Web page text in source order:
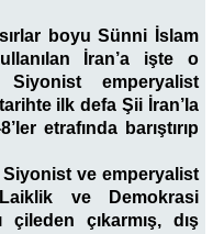
boyu Sünni İslam
İran’a işte o
emperyalist
ilk defa Şii İran’la
etrafında barıştırıp
Siyonist ve emperyalist
ve Demokrasi
çileden çıkarmış, dış